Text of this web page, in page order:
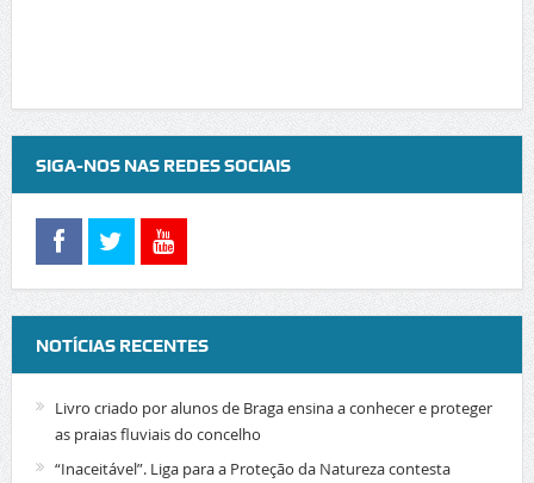
SIGA-NOS NAS REDES SOCIAIS
NOTÍCIAS RECENTES
Livro criado por alunos de Braga ensina a conhecer e proteger
as praias fluviais do concelho
“Inaceitável”. Liga para a Proteção da Natureza contesta